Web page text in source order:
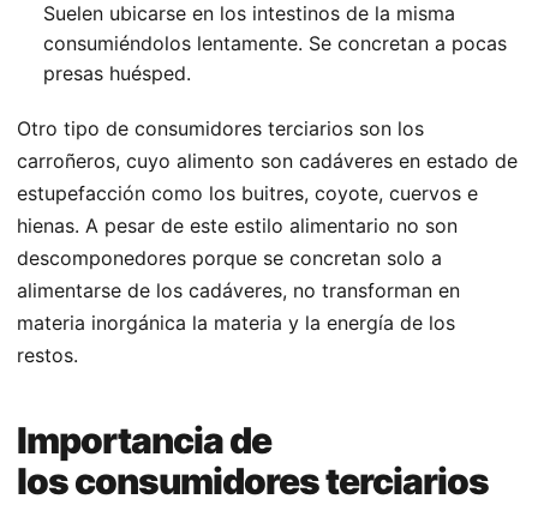
Suelen ubicarse en los intestinos de la misma
consumiéndolos lentamente. Se concretan a pocas
presas huésped.
Otro tipo de consumidores terciarios son los
carroñeros, cuyo alimento son cadáveres en estado de
estupefacción como los buitres, coyote, cuervos e
hienas. A pesar de este estilo alimentario no son
descomponedores porque se concretan solo a
alimentarse de los cadáveres, no transforman en
materia inorgánica la materia y la energía de los
restos.
Importancia de
los consumidores terciarios